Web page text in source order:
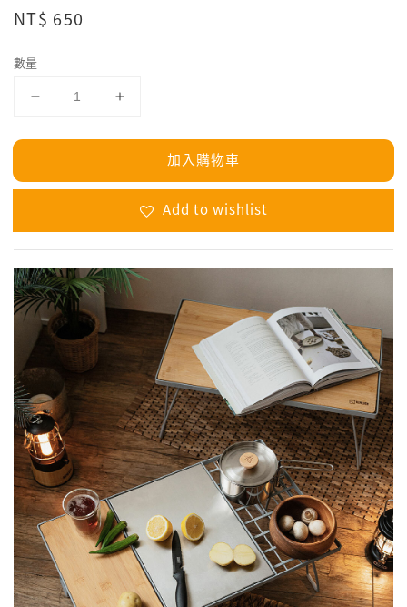
Regular
NT$ 650
數量
加入購物車
Add to wishlist